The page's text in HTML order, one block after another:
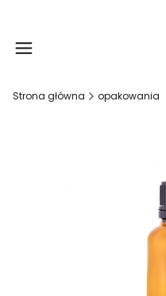
Strona główna opakowania